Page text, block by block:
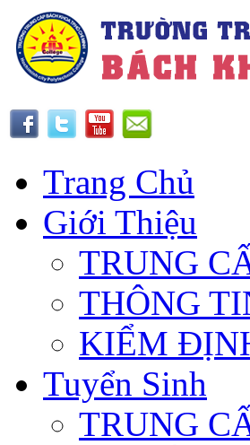
Trang Chủ
Giới Thiệu
TRUNG
THÔNG
KIỂM
Tuyển Sinh
TRUNG